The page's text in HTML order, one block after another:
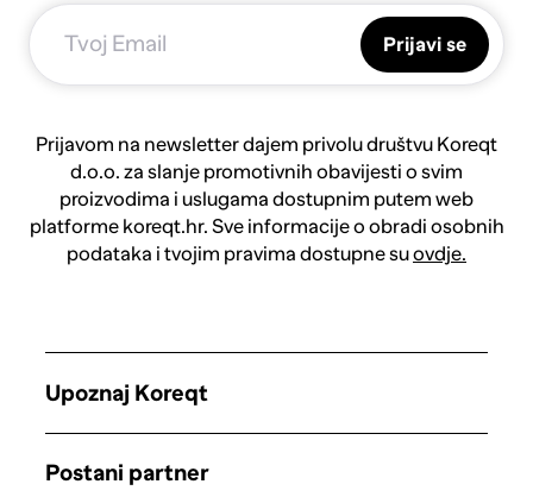
Prijavi se
Prijavom na newsletter dajem privolu društvu Koreqt
d.o.o. za slanje promotivnih obavijesti o svim
proizvodima i uslugama dostupnim putem web
platforme koreqt.hr. Sve informacije o obradi osobnih
podataka i tvojim pravima dostupne suovdje.
Upoznaj Koreqt
Postani partner